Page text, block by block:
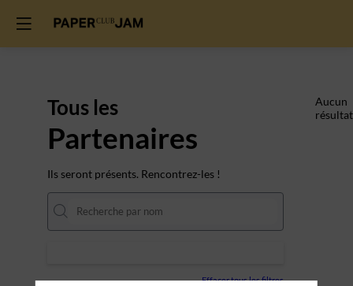
Tous les
Partenaires
Ils seront présents. Rencontrez-les !
Effacer tous les filtres
Aucun
résultat